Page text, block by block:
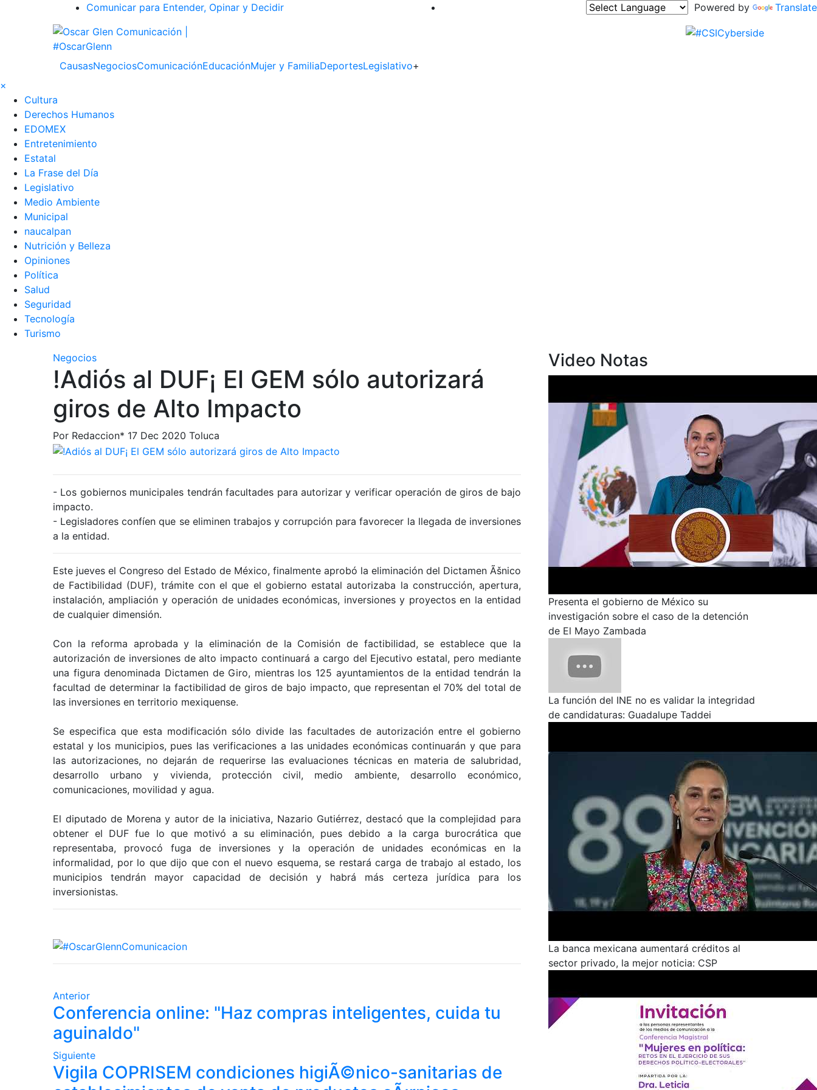
Powered by Translate
Comunicar para Entender, Opinar y Decidir
CausasNegociosComunicaciónEducaciónMujer y FamiliaDeportesLegislativo+
×
Cultura
Derechos Humanos
EDOMEX
Entretenimiento
Estatal
La Frase del Día
Legislativo
Medio Ambiente
Municipal
naucalpan
Nutrición y Belleza
Opiniones
Política
Salud
Seguridad
Tecnologí­a
Turismo
Negocios
!Adiós al DUF¡ El GEM sólo autorizará
giros de Alto Impacto
Por Redaccion* 17 Dec 2020 Toluca
- Los gobiernos municipales tendrán facultades para autorizar y verificar operación de giros de bajo
impacto.
- Legisladores confíen que se eliminen trabajos y corrupción para favorecer la llegada de inversiones
a la entidad.
Este jueves el Congreso del Estado de México, finalmente aprobó la eliminación del Dictamen Ãšnico
de Factibilidad (DUF), trámite con el que el gobierno estatal autorizaba la construcción, apertura,
instalación, ampliación y operación de unidades económicas, inversiones y proyectos en la entidad
de cualquier dimensión.
Con la reforma aprobada y la eliminación de la Comisión de factibilidad, se establece que la
autorización de inversiones de alto impacto continuará a cargo del Ejecutivo estatal, pero mediante
una figura denominada Dictamen de Giro, mientras los 125 ayuntamientos de la entidad tendrán la
facultad de determinar la factibilidad de giros de bajo impacto, que representan el 70% del total de
las inversiones en territorio mexiquense.
Se especifica que esta modificación sólo divide las facultades de autorización entre el gobierno
estatal y los municipios, pues las verificaciones a las unidades económicas continuarán y que para
las autorizaciones, no dejarán de requerirse las evaluaciones técnicas en materia de salubridad,
desarrollo urbano y vivienda, protección civil, medio ambiente, desarrollo económico,
comunicaciones, movilidad y agua.
El diputado de Morena y autor de la iniciativa, Nazario Gutiérrez, destacó que la complejidad para
obtener el DUF fue lo que motivó a su eliminación, pues debido a la carga burocrática que
representaba, provocó fuga de inversiones y la operación de unidades económicas en la
informalidad, por lo que dijo que con el nuevo esquema, se restará carga de trabajo al estado, los
municipios tendrán mayor capacidad de decisión y habrá más certeza jurídica para los
inversionistas.
Anterior
Conferencia online: "Haz compras inteligentes, cuida tu
aguinaldo"
Siguiente
Vigila COPRISEM condiciones higiÃ©nico-sanitarias de
Video Notas
Presenta el gobierno de México su
investigación sobre el caso de la detención
de El Mayo Zambada
La función del INE no es validar la integridad
de candidaturas: Guadalupe Taddei
La banca mexicana aumentará créditos al
sector privado, la mejor noticia: CSP